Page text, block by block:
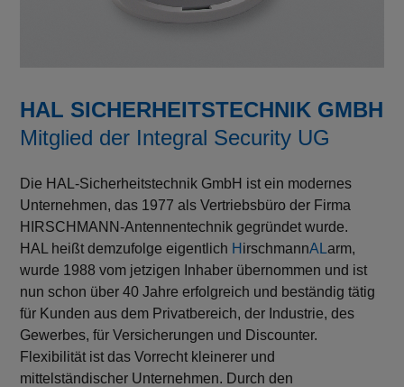
HAL SICHERHEITSTECHNIK GMBH
Mitglied der Integral Security UG
Die HAL-Sicherheitstechnik GmbH ist ein modernes
Unternehmen, das 1977 als Vertriebsbüro der Firma
HIRSCHMANN-Antennentechnik gegründet wurde.
HAL heißt demzufolge eigentlich H irschmannALarm,
wurde 1988 vom jetzigen Inhaber übernommen und ist
nun schon über 40 Jahre erfolgreich und beständig tätig
für Kunden aus dem Privatbereich, der Industrie, des
Gewerbes, für Versicherungen und Discounter.
Flexibilität ist das Vorrecht kleinerer und
mittelständischer Unternehmen. Durch den